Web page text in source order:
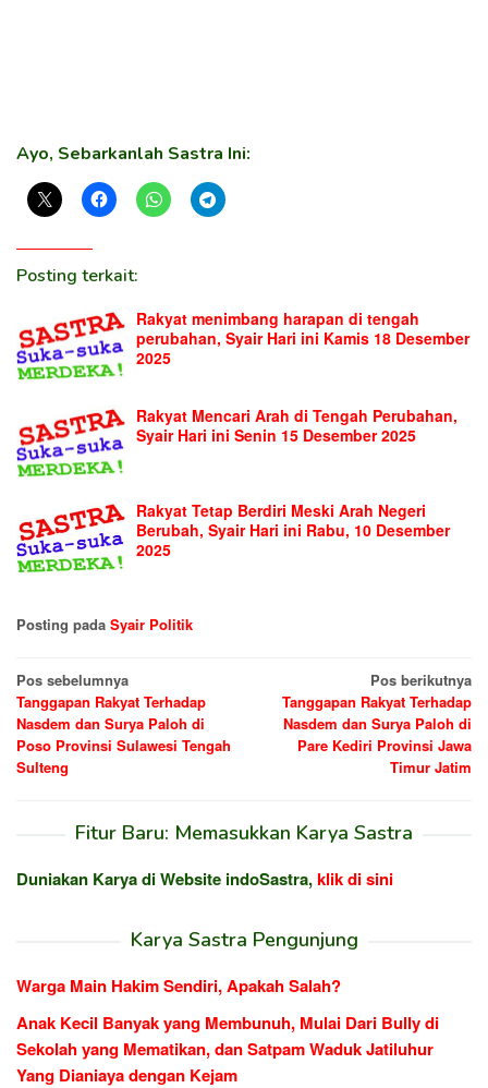
Ayo, Sebarkanlah Sastra Ini:
Posting terkait:
Rakyat menimbang harapan di tengah
perubahan, Syair Hari ini Kamis 18 Desember
2025
Rakyat Mencari Arah di Tengah Perubahan,
Syair Hari ini Senin 15 Desember 2025
Rakyat Tetap Berdiri Meski Arah Negeri
Berubah, Syair Hari ini Rabu, 10 Desember
2025
Posting pada Syair Politik
Navigasi
pos
Pos sebelumnya
Tanggapan Rakyat Terhadap
Nasdem dan Surya Paloh di
Poso Provinsi Sulawesi Tengah
Sulteng
Pos berikutnya
Tanggapan Rakyat Terhadap
Nasdem dan Surya Paloh di
Pare Kediri Provinsi Jawa
Timur Jatim
Fitur Baru: Memasukkan Karya Sastra
Duniakan Karya di Website indoSastra,klik di sini
Karya Sastra Pengunjung
Warga Main Hakim Sendiri, Apakah Salah?
Anak Kecil Banyak yang Membunuh, Mulai Dari Bully di
Sekolah yang Mematikan, dan Satpam Waduk Jatiluhur
Yang Dianiaya dengan Kejam